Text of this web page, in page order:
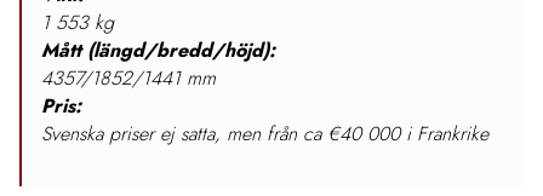
1 553 kg
Mått (längd/bredd/höjd):
4357/1852/1441 mm
Pris:
Svenska priser ej satta, men från ca €40 000 i Frankrike